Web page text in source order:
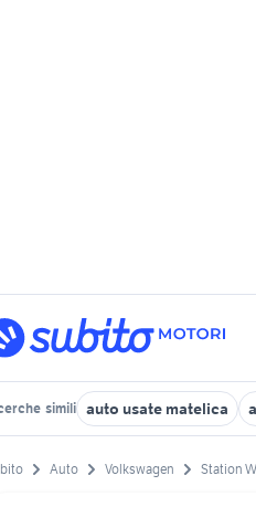
simili auto usate matelica
Auto Volkswagen Station